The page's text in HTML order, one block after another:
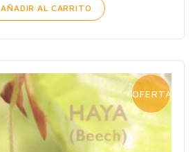
AÑADIR AL CARRITO
OFERTA!